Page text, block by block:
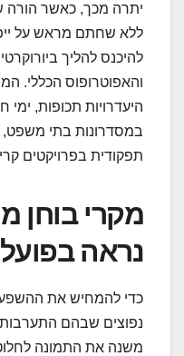
יתרה מכך, כאשר הורה
ללא שחתם מראש על
להיכנס להליך
והאפוטרופוס הכללי.
היעדרויות תכופות,
במסדרונות בתי משפט,
תפקודית בפרויקטים
מקרי בוחן
נראה בפועל
כדי להמחיש את
נפוצים שבהם התערבות
משנה את התמונה